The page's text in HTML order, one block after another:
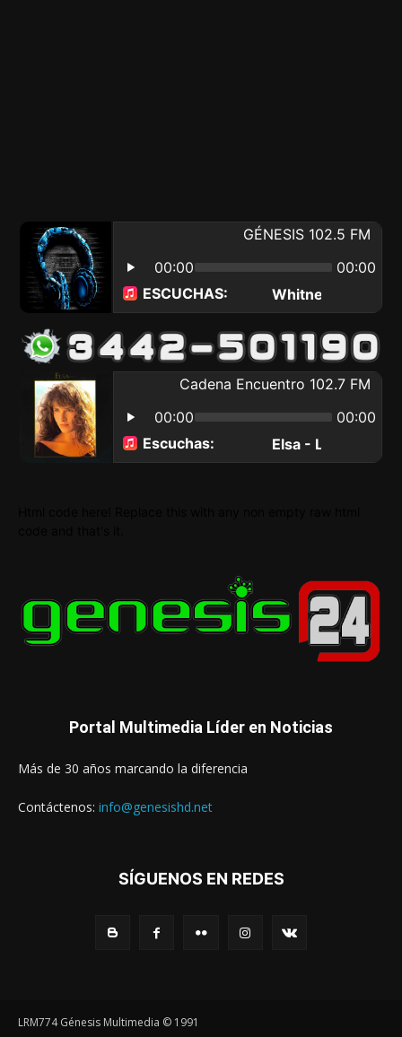
Portal Multimedia Líder en Noticias
Más de 30 años marcando la diferencia
Contáctenos: info@genesishd.net
SÍGUENOS EN REDES
LRM774 Génesis Multimedia © 1991